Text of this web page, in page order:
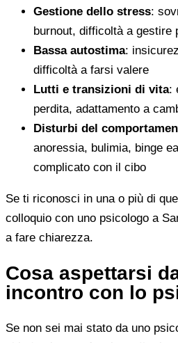
Gestione dello stress:
burnout, difficoltà a gestire
Bassa autostima:
difficoltà a farsi valere
Lutti e transizioni di vita:
perdita, adattamento a
Disturbi del
anoressia, bulimia, binge
complicato con il cibo
Se ti riconosci in una o più di
colloquio con uno psicologo a
a fare chiarezza.
Cosa aspettarsi
incontro con lo
Se non sei mai stato da uno